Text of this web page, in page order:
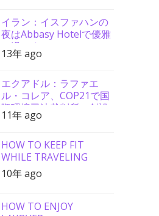
イラン：イスファハンの
夜はAbbasy Hotelで優雅
に過ごす
13年 ago
エクアドル：ラファエ
ル・コレア、COP21で国
際環境司法裁判所の創設
を要請
11年 ago
HOW TO KEEP FIT
WHILE TRAVELING
10年 ago
HOW TO ENJOY